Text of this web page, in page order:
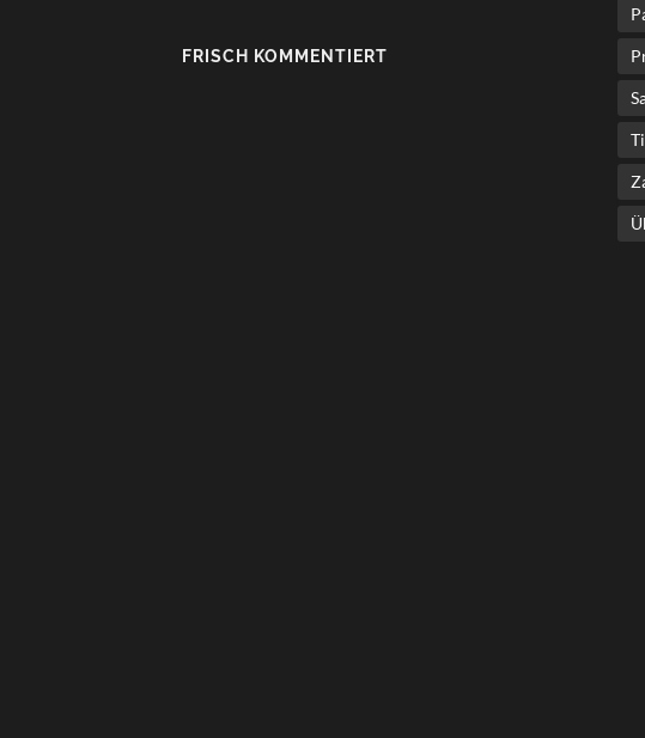
FRISCH KOMMENTIERT